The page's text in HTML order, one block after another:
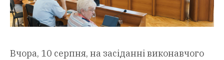
Вчора, 10 серпня, на засіданні виконавчого